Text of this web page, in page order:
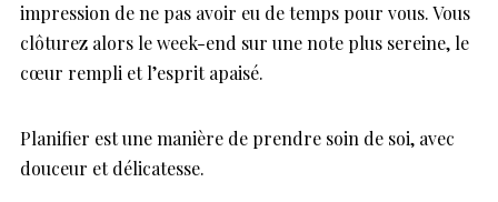
impression de ne pas avoir eu de temps pour vous. Vous
clôturez alors le week-end sur une note plus sereine, le
cœur rempli et l’esprit apaisé.
Planifier est une manière de prendre soin de soi, avec
douceur et délicatesse.